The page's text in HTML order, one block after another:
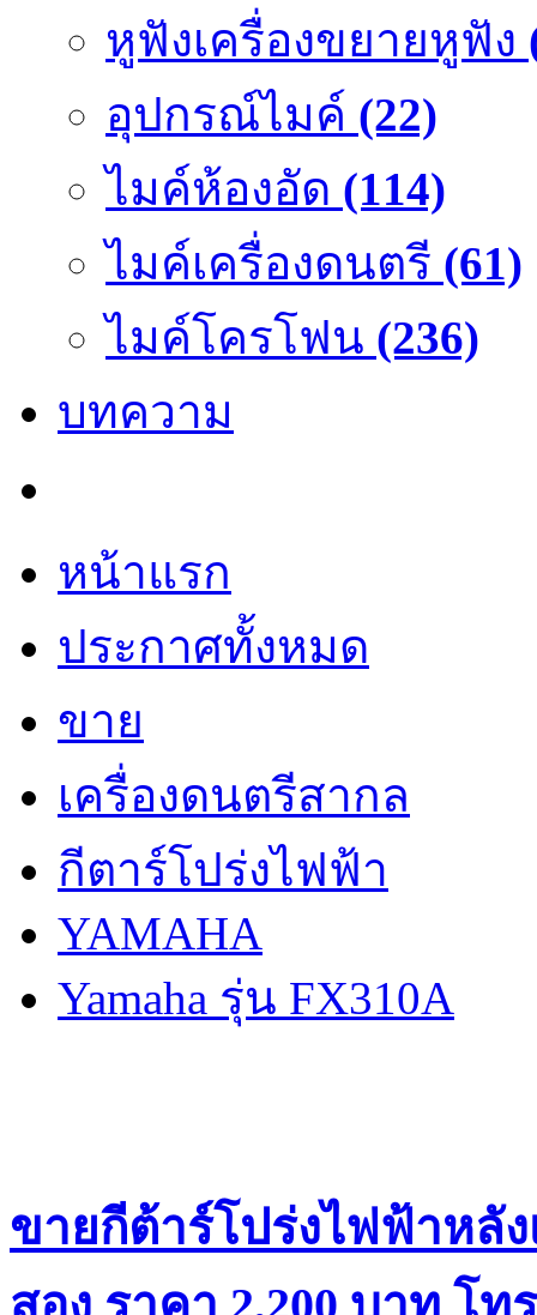
หูฟังเครื่องขยายหูฟัง
อุปกรณ์ไมค์ (22)
ไมค์ห้องอัด (114)
ไมค์เครื่องดนตรี (61)
ไมค์โครโฟน (236)
บทความ
หน้าแรก
ประกาศทั้งหมด
ขาย
เครื่องดนตรีสากล
กีตาร์โปร่งไฟฟ้า
YAMAHA
Yamaha รุ่น FX310A
ขายกีต้าร์โปร่งไฟฟ้าหลัง